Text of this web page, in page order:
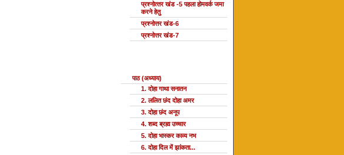
प्रश्‍नोत्‍तर खंड -5 पहला होमवर्क जमा
करने हेतु
प्रश्नोत्तर खंड-6
प्रश्नोत्तर खंड-7
पाठ (अध्याय)
1. दोहा गाथा सनातन
2. ललित छंद दोहा अमर
3. दोहा छंद अनूप
4. शब्द ब्रह्म उच्चार
5. दोहा भास्कर काव्य नभ
6. दोहा दिल में झांकता...